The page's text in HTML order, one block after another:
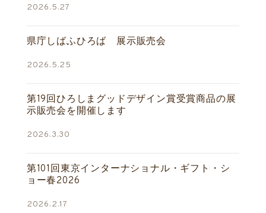
2026.5.27
県庁しばふひろば 展示販売会
2026.5.25
第19回ひろしまグッドデザイン賞受賞商品の展
示販売会を開催します
2026.3.30
第101回東京インターナショナル・ギフト・シ
ョー春2026
2026.2.17